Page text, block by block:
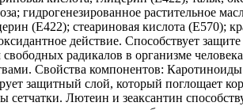
гидрогенезированное растительное
(Е422); стеариновая кислота (Е570);
действие. Способствует
радикалов в организме
Свойства компонентов:
защитный слой, который поглощает
сетчатки. Лютеин и зеаксантин